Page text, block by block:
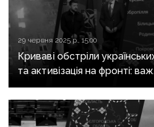
29 червня 2025 р., 15:00
Криваві обстріли
та активізація на фронті: